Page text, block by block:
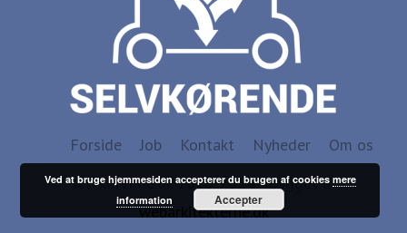
Forside Job Kontakt Nyheder
Om os
selvkørende.dk 2016-2024 - Bygget af
webarkitekterne.dk
Ved at bruge hjemmesiden accepterer du brugen af cookies mere
information
Accepter